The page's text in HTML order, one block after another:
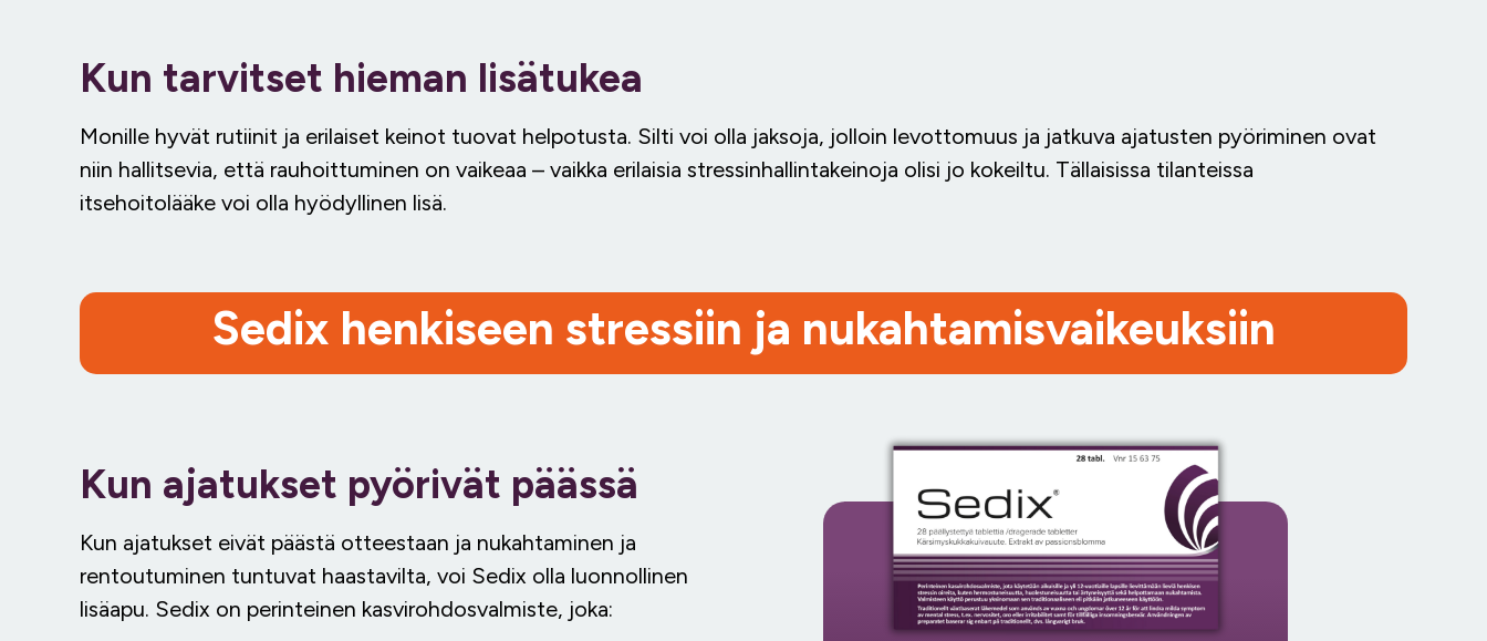
Kun tarvitset hieman lisätukea
Monille hyvät rutiinit ja erilaiset keinot tuovat helpotusta. Silti voi olla jaksoja, jolloin levottomuus ja jatkuva ajatusten pyöriminen ovat
niin hallitsevia, että rauhoittuminen on vaikeaa – vaikka erilaisia stressinhallintakeinoja olisi jo kokeiltu. Tällaisissa tilanteissa
itsehoitolääke voi olla hyödyllinen lisä.
Sedix henkiseen stressiin ja nukahtamisvaikeuksiin
Kun ajatukset pyörivät päässä
Kun ajatukset eivät päästä otteestaan ja nukahtaminen ja
rentoutuminen tuntuvat haastavilta, voi Sedix olla luonnollinen
lisäapu. Sedix on perinteinen kasvirohdosvalmiste, joka: